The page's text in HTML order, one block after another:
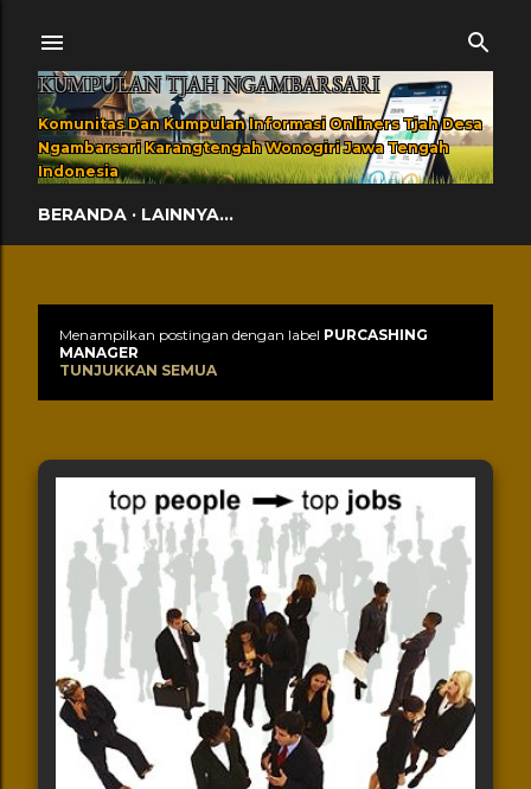
KUMPULAN TJAH NGAMBARSARI
Komunitas Dan Kumpulan Informasi Onliners Tjah Desa
Ngambarsari Karangtengah Wonogiri Jawa Tengah
Indonesia
BERANDA LAINNYA…
Postingan
Menampilkan postingan dengan label PURCASHING
MANAGER
TUNJUKKAN SEMUA